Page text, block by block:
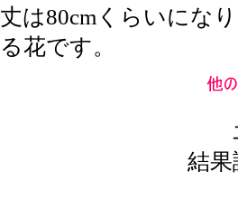
丈は80cmくらいにな
る花です。
結